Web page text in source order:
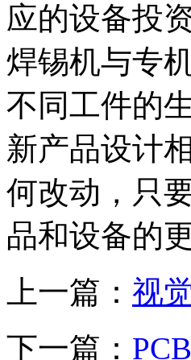
应的设备投
焊锡机与专
不同工件的
新产品设计
何改动，只
品和设备的更
上一篇： 视
下一篇：